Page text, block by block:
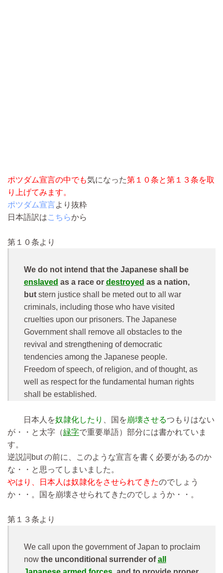
ポツダム宣言の中でも気になった第１０条と第１３条を取
り上げてみます。
ポツダム宣言より抜粋
日本語訳はこちらから
第１０条より
We do not intend that the Japanese shall be
enslaved as a race or destroyed as a nation,
butstern justice shall be meted out to all war
criminals, including those who have visited
cruelties upon our prisoners. The Japanese
Government shall remove all obstacles to the
revival and strengthening of democratic
tendencies among the Japanese people.
Freedom of speech, of religion, and of thought, as
well as respect for the fundamental human rights
shall be established.
日本人を奴隷化したり 、国を崩壊させるつもりはない
が・・と太字（緑字で重要単語）部分には書かれていま
す。
逆説詞but の前に、このような宣言を書く必要があるのか
な・・と思ってしまいました。
やはり、日本人は奴隷化をさせられてきたのでしょう
か・・。国を崩壊させられてきたのでしょうか・・。
第１３条より
We call upon the government of Japan to proclaim
now the unconditional surrender ofall